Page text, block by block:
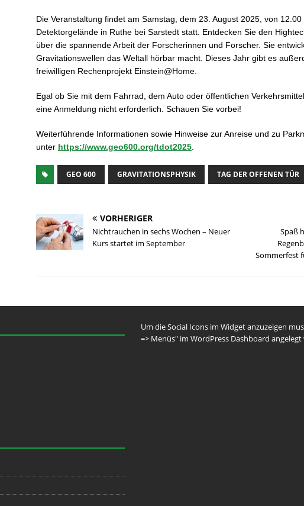
Die Veranstaltung findet am Samstag, dem 23. August 2025, von
Detektorgelände in Ruthe bei Sarstedt statt. Entdecken Sie den
über die spannende Arbeit der Forscherinnen und Forscher. Sie
Gravitationswellen das Weltall hörbar macht. Dieses Jahr gibt es
freiwilligen Rechenprojekt Einstein@Home.
Egal ob Sie mit dem Fahrrad, dem Auto oder öffentlichen
eine Anmeldung nicht erforderlich. Schauen Sie vorbei!
Weiterführende Informationen sowie Hinweise zur Anreise und zu
unter https://www.geo600.org/tdot2025.
GEO 600 GRAVITATIONSPHYSIK TAG DER OFFENEN TÜR
VORHERIGER
Nichtrauchen in sechs Wochen – Neuer
Kurs startet im September
Spaß
Sommerfest
Um die Social Icons im Widget anzuzeigen
=> Menüs" im WordPress Dashboard angelegt